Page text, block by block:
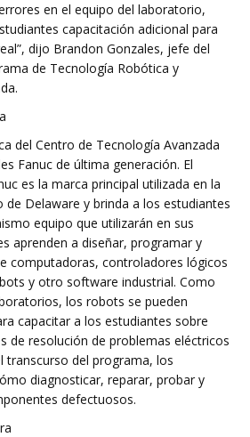
en el equipo del laboratorio,
capacitación adicional para
dijo Brandon Gonzales, jefe del
de Tecnología Robótica y
del Centro de Tecnología Avanzada
Fanuc de última generación. El
es la marca principal utilizada en la
de Delaware y brinda a los estudiantes
equipo que utilizarán en sus
aprenden a diseñar, programar y
computadoras, controladores lógicos
y otro software industrial. Como
los robots se pueden
capacitar a los estudiantes sobre
de resolución de problemas eléctricos
transcurso del programa, los
diagnosticar, reparar, probar y
defectuosos.